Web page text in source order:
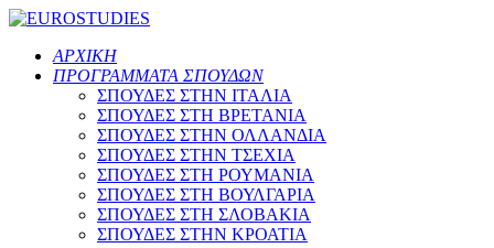
ΑΡΧΙΚΗ
ΠΡΟΓΡΑΜΜΑΤΑ ΣΠΟΥΔΩΝ
ΣΠΟΥΔΕΣ ΣΤΗΝ ΙΤΑΛΙΑ
ΣΠΟΥΔΕΣ ΣΤΗ ΒΡΕΤΑΝΙΑ
ΣΠΟΥΔΕΣ ΣΤΗΝ ΟΛΛΑΝΔΙΑ
ΣΠΟΥΔΕΣ ΣΤΗΝ ΤΣΕΧΙΑ
ΣΠΟΥΔΕΣ ΣΤΗ ΡΟΥΜΑΝΙΑ
ΣΠΟΥΔΕΣ ΣΤΗ ΒΟΥΛΓΑΡΙΑ
ΣΠΟΥΔΕΣ ΣΤΗ ΣΛΟΒΑΚΙΑ
ΣΠΟΥΔΕΣ ΣΤΗΝ ΚΡΟΑΤΙΑ